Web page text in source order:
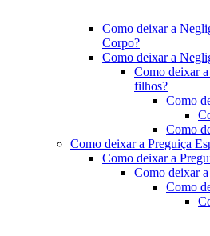
Como deixar a
Corpo?
Como deixar a
Como deixar
filhos?
Como
Como
Como deixar a Preguiça
Como deixar a
Como deixar
Como